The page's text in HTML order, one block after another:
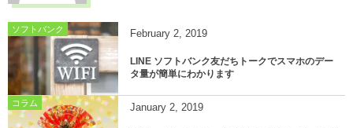
ソフトバンク February 2 2019
LINE ソフトバンク友だちトークでスマホのデー
タ量が簡単にわかります
コラム January 2 2019